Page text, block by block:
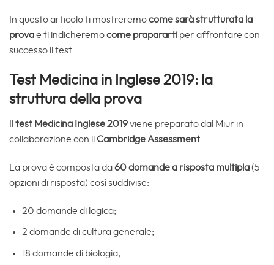
In questo articolo ti mostreremocome sarà strutturata la
provae ti indicheremocome prapararti per affrontare con
successo il test.
Test Medicina in Inglese 2019: la
struttura della prova
test Medicina Inglese 2019viene preparato dal Miur in
collaborazione con il Cambridge Assessment
La prova è composta da60 domande a risposta multipla(5
opzioni di risposta) così suddivise:
20 domande di logica;
2 domande di cultura generale;
18 domande di biologia;